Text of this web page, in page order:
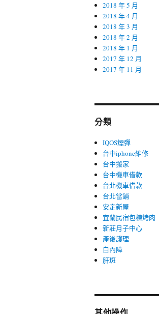
2018 年 5 月
2018 年 4 月
2018 年 3 月
2018 年 2 月
2018 年 1 月
2017 年 12 月
2017 年 11 月
分類
IQOS煙彈
台中iphone維修
台中搬家
台中機車借款
台北機車借款
台北當鋪
安定新屋
宜蘭民宿包棟烤肉
新莊月子中心
產後護理
白內障
肝斑